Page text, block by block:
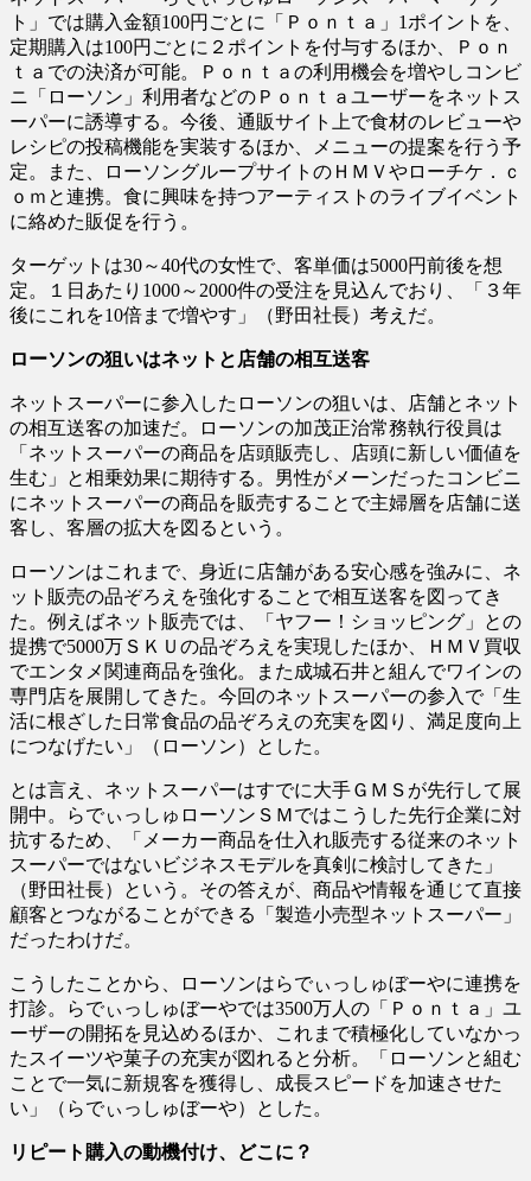
ト」では購入金額100円ごとに「Ｐｏｎｔａ」1ポイントを、
定期購入は100円ごとに２ポイントを付与するほか、Ｐｏｎ
ｔａでの決済が可能。Ｐｏｎｔａの利用機会を増やしコンビ
ニ「ローソン」利用者などのＰｏｎｔａユーザーをネットス
ーパーに誘導する。今後、通販サイト上で食材のレビューや
レシピの投稿機能を実装するほか、メニューの提案を行う予
定。また、ローソングループサイトのＨＭＶやローチケ．ｃ
ｏｍと連携。食に興味を持つアーティストのライブイベント
に絡めた販促を行う。
ターゲットは30～40代の女性で、客単価は5000円前後を想
定。１日あたり1000～2000件の受注を見込んでおり、「３年
後にこれを10倍まで増やす」（野田社長）考えだ。
ローソンの狙いはネットと店舗の相互送客
ネットスーパーに参入したローソンの狙いは、店舗とネット
の相互送客の加速だ。ローソンの加茂正治常務執行役員は
「ネットスーパーの商品を店頭販売し、店頭に新しい価値を
生む」と相乗効果に期待する。男性がメーンだったコンビニ
にネットスーパーの商品を販売することで主婦層を店舗に送
客し、客層の拡大を図るという。
ローソンはこれまで、身近に店舗がある安心感を強みに、ネ
ット販売の品ぞろえを強化することで相互送客を図ってき
た。例えばネット販売では、「ヤフー！ショッピング」との
提携で5000万ＳＫＵの品ぞろえを実現したほか、ＨＭＶ買収
でエンタメ関連商品を強化。また成城石井と組んでワインの
専門店を展開してきた。今回のネットスーパーの参入で「生
活に根ざした日常食品の品ぞろえの充実を図り、満足度向上
につなげたい」（ローソン）とした。
とは言え、ネットスーパーはすでに大手ＧＭＳが先行して展
開中。らでぃっしゅローソンＳＭではこうした先行企業に対
抗するため、「メーカー商品を仕入れ販売する従来のネット
スーパーではないビジネスモデルを真剣に検討してきた」
（野田社長）という。その答えが、商品や情報を通じて直接
顧客とつながることができる「製造小売型ネットスーパー」
だったわけだ。
こうしたことから、ローソンはらでぃっしゅぼーやに連携を
打診。らでぃっしゅぼーやでは3500万人の「Ｐｏｎｔａ」ユ
ーザーの開拓を見込めるほか、これまで積極化していなかっ
たスイーツや菓子の充実が図れると分析。「ローソンと組む
ことで一気に新規客を獲得し、成長スピードを加速させた
い」（らでぃっしゅぼーや）とした。
リピート購入の動機付け、どこに？